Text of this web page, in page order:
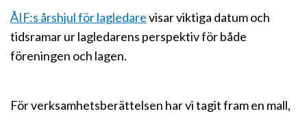
ÅIF:s årshjul för lagledarevisar viktiga datum och
tidsramar ur lagledarens perspektiv för både
föreningen och lagen.
För verksamhetsberättelsen har vi tagit fram en mall,